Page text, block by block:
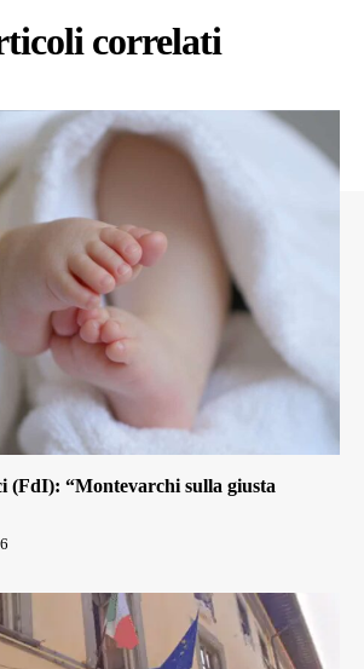
correlati
(FdI): “Montevarchi sulla giusta